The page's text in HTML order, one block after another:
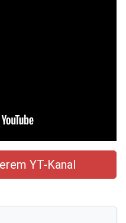
YT-Kanal